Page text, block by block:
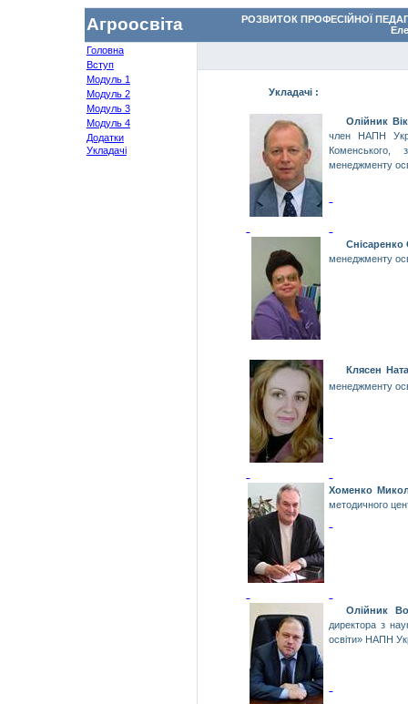
Агроосвіта
РОЗВИТОК ПРОФЕСІЙНОЇ
Ел
Головна
Вступ
Модуль 1
Модуль 2
Модуль 3
Модуль 4
Додатки
Укладачі
Укладачі :
Олійник
член НАПН
Коменсь­кого ,
менеджменту
Снісаренко
менеджменту
Клясен
менеджменту
Хоменко
методичного
Олійник
директора з
освіти» НАПН